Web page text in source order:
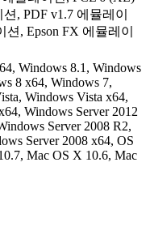
, PDF v1.7 에뮬레이
, Epson FX 에뮬레이
Windows 8.1, Windows
8 x64, Windows 7,
Windows Vista x64,
Windows Server 2012
Server 2008 R2,
Server 2008 x64, OS
Mac OS X 10.6, Mac